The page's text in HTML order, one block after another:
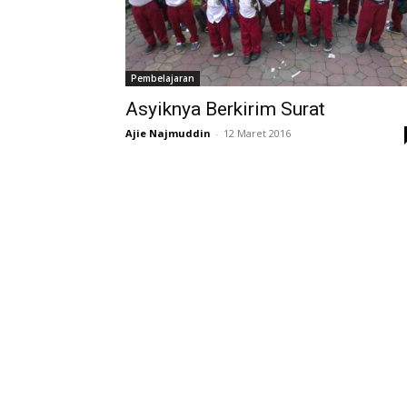
Pembelajaran
Asyiknya Berkirim Surat
Ajie Najmuddin - 12 Maret 2016